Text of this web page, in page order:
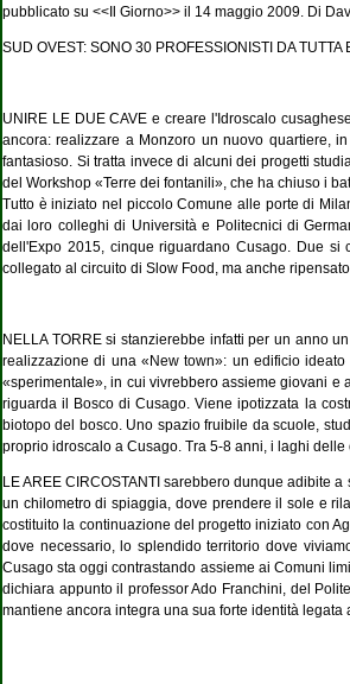
pubblicato su <<Il Giorno>> il 14 maggio 2009. Di
SUD OVEST: SONO 30 PROFESSIONISTI DA TUTTA
UNIRE LE DUE CAVE e creare l'Idroscalo
ancora: realizzare a Monzoro un nuovo quartiere,
fantasioso. Si tratta invece di alcuni dei progetti
del Workshop «Terre dei fontanili», che ha chiuso i
Tutto è iniziato nel piccolo Comune alle porte di
dai loro colleghi di Università e Politecnici di
dell'Expo 2015, cinque riguardano Cusago. Due
collegato al circuito di Slow Food, ma anche
NELLA TORRE si stanzierebbe infatti per un anno
realizzazione di una «New town»: un edificio
«sperimentale», in cui vivrebbero assieme giovani e
riguarda il Bosco di Cusago. Viene ipotizzata la
biotopo del bosco. Uno spazio fruibile da scuole,
proprio idroscalo a Cusago. Tra 5-8 anni, i laghi
LE AREE CIRCOSTANTI sarebbero dunque adibite
un chilometro di spiaggia, dove prendere il sole e
costituito la continuazione del progetto iniziato con
dove necessario, lo splendido territorio dove
Cusago sta oggi contrastando assieme ai Comuni
dichiara appunto il professor Ado Franchini, del
mantiene ancora integra una sua forte identità